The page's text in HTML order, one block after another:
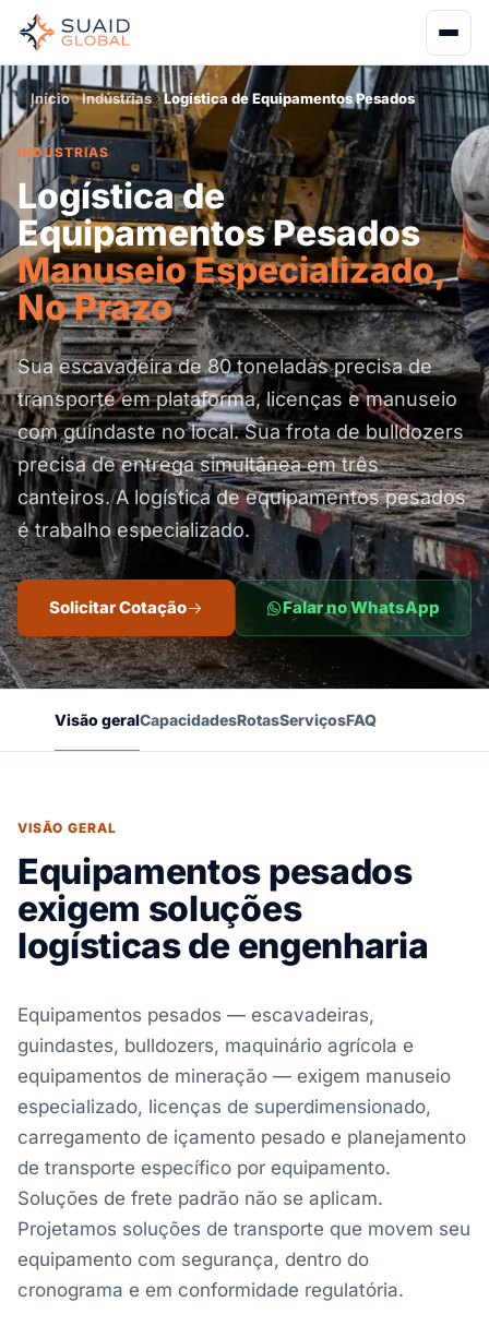
Início Indústrias Logística de Equipamentos Pesados
INDÚSTRIAS
Logística de
Equipamentos Pesados
Manuseio Especializado,
No Prazo
Sua escavadeira de 80 toneladas precisa de
transporte em plataforma, licenças e manuseio
com guindaste no local. Sua frota de bulldozers
precisa de entrega simultânea em três
canteiros. A logística de equipamentos pesados
é trabalho especializado.
Solicitar Cotação Falar no WhatsApp
Visão geralCapacidadesRotasServiçosFAQ
VISÃO GERAL
Equipamentos pesados
exigem soluções
logísticas de engenharia
Equipamentos pesados — escavadeiras,
guindastes, bulldozers, maquinário agrícola e
equipamentos de mineração — exigem manuseio
especializado, licenças de superdimensionado,
carregamento de içamento pesado e planejamento
de transporte específico por equipamento.
Soluções de frete padrão não se aplicam.
Projetamos soluções de transporte que movem seu
equipamento com segurança, dentro do
cronograma e em conformidade regulatória.